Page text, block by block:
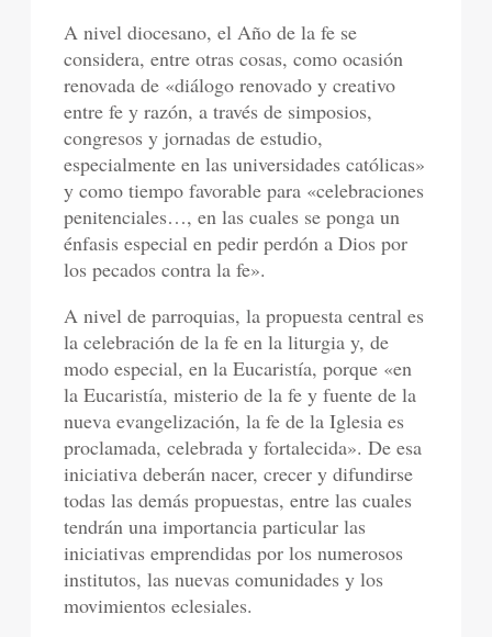
A nivel diocesano, el Año de la fe se
considera, entre otras cosas, como ocasión
renovada de «diálogo renovado y creativo
entre fe y razón, a través de simposios,
congresos y jornadas de estudio,
especialmente en las universidades católicas»
y como tiempo favorable para «celebraciones
penitenciales…, en las cuales se ponga un
énfasis especial en pedir perdón a Dios por
los pecados contra la fe».
A nivel de parroquias, la propuesta central es
la celebración de la fe en la liturgia y, de
modo especial, en la Eucaristía, porque «en
la Eucaristía, misterio de la fe y fuente de la
nueva evangelización, la fe de la Iglesia es
proclamada, celebrada y fortalecida». De esa
iniciativa deberán nacer, crecer y difundirse
todas las demás propuestas, entre las cuales
tendrán una importancia particular las
iniciativas emprendidas por los numerosos
institutos, las nuevas comunidades y los
movimientos eclesiales.